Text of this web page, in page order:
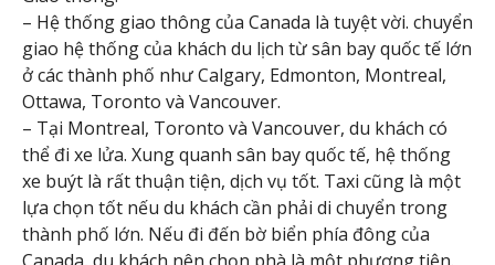
– Hệ thống giao thông của Canada là tuyệt vời. chuyển
giao hệ thống của khách du lịch từ sân bay quốc tế lớn
ở các thành phố như Calgary, Edmonton, Montreal,
Ottawa, Toronto và Vancouver.
– Tại Montreal, Toronto và Vancouver, du khách có
thể đi xe lửa. Xung quanh sân bay quốc tế, hệ thống
xe buýt là rất thuận tiện, dịch vụ tốt. Taxi cũng là một
lựa chọn tốt nếu du khách cần phải di chuyển trong
thành phố lớn. Nếu đi đến bờ biển phía đông của